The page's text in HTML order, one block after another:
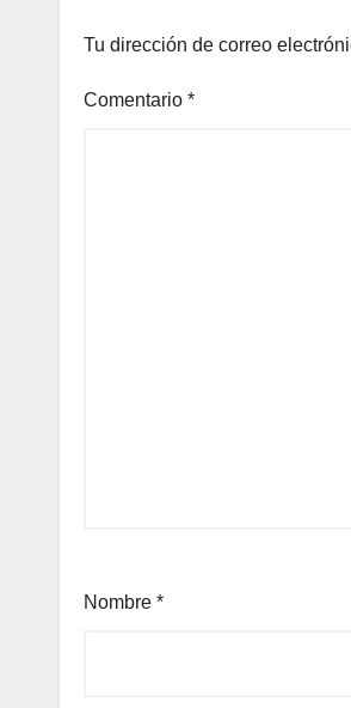
Tu dirección de correo
Comentario *
Nombre *